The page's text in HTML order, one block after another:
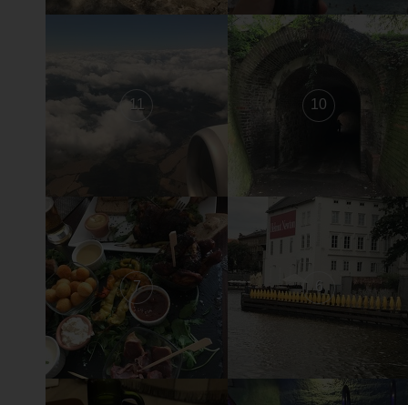
11 10
7 6